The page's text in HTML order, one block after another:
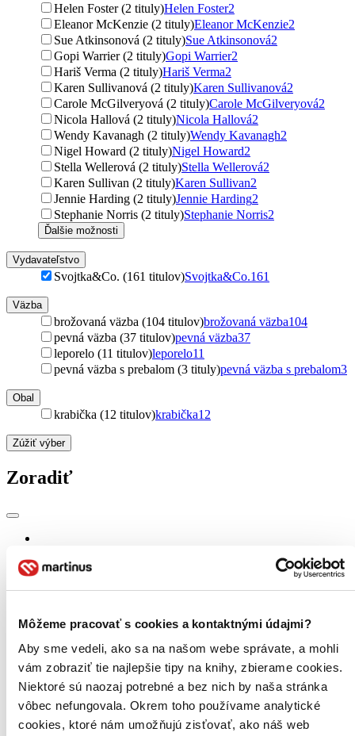
Môžeme pracovať s cookies a kontaktnými údajmi?
Aby sme vedeli, ako sa na našom webe správate, a mohli
vám zobraziť tie najlepšie tipy na knihy, zbierame cookies.
Niektoré sú naozaj potrebné a bez nich by naša stránka
vôbec nefungovala. Okrem toho používame analytické
cookies, ktoré nám umožňujú zisťovať, ako náš web
Helen Foster (2 tituly)Helen Foster2
Eleanor McKenzie (2 tituly)Eleanor McKenzie2
Sue Atkinsonová (2 tituly)Sue Atkinsonová2
Gopi Warrier (2 tituly)Gopi Warrier2
Hariš Verma (2 tituly)Hariš Verma2
Karen Sullivanová (2 tituly)Karen Sullivanová2
Carole McGilveryová (2 tituly)Carole McGilveryová2
Nicola Hallová (2 tituly)Nicola Hallová2
Wendy Kavanagh (2 tituly)Wendy Kavanagh2
Nigel Howard (2 tituly)Nigel Howard2
Stella Wellerová (2 tituly)Stella Wellerová2
Karen Sullivan (2 tituly)Karen Sullivan2
Jennie Harding (2 tituly)Jennie Harding2
Stephanie Norris (2 tituly)Stephanie Norris2
Ďalšie možnosti
Vydavateľstvo
Svojtka&Co. (161 titulov)Svojtka&Co.161
Väzba
brožovaná väzba (104 titulov)brožovaná väzba104
pevná väzba (37 titulov)pevná väzba37
leporelo (11 titulov)leporelo11
pevná väzba s prebalom (3 tituly)pevná väzba s prebalom3
Obal
krabička (12 titulov)krabička12
Zúžiť výber
Zoradiť
Top hodnotené
Najdrahšie
Najvyššia zľava
Použité filtre
Zrušiť filtre
Vydavateľstvo Svojtka&Co.